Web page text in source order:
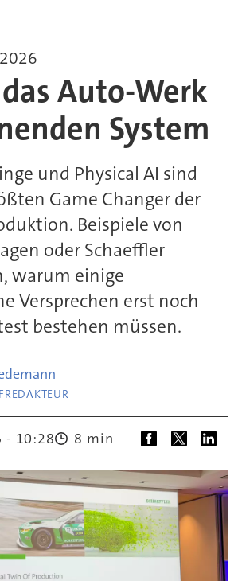
Auto-Werk
System
und Physical AI sind
Game Changer der
Beispiele von
oder Schaeffler
warum einige
Versprechen erst noch
bestehen müssen.
- 10:28 8 min